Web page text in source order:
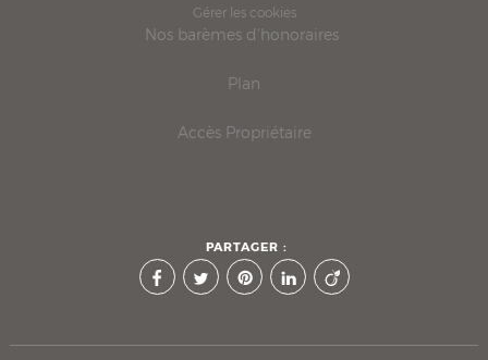
Gérer les cookies
Nos barèmes d'honoraires
Plan
Accès Propriétaire
PARTAGER :